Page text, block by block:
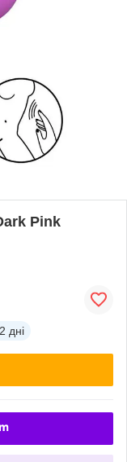
Pink
2 дні